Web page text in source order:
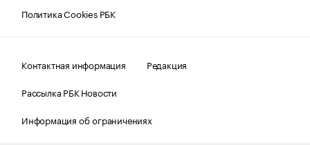
Политика Cookies РБК
Контактная информация
Редакция
Рассылка РБК Новости
Информация об ограничениях